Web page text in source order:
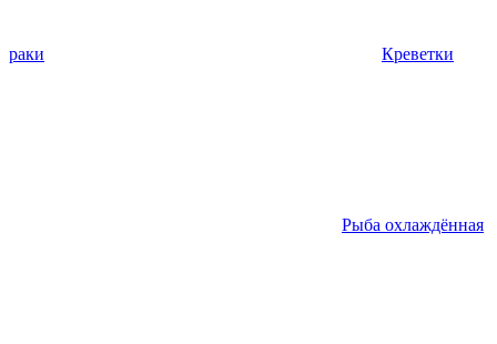
раки Креветки
Рыба охлаждённая